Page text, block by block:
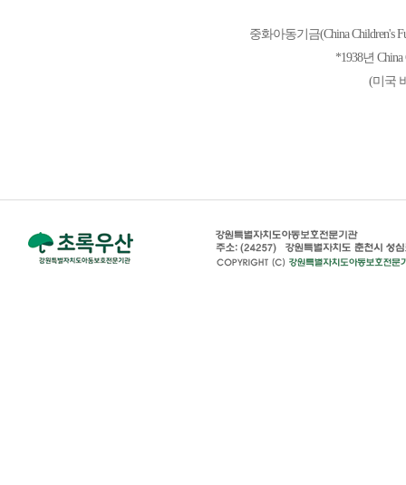
중화아동기금(China Children's
*1938년 China
(미국